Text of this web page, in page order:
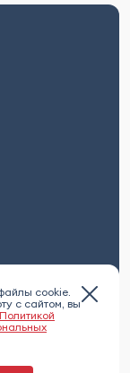
cookie.
с сайтом, вы
Политикой